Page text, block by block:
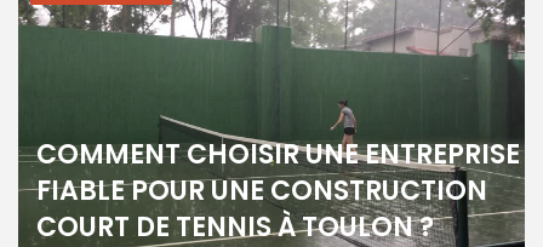
COMMENT CHOISIR UNE ENTREPRISE
FIABLE POUR UNE CONSTRUCTION
COURT DE TENNIS À TOULON ?